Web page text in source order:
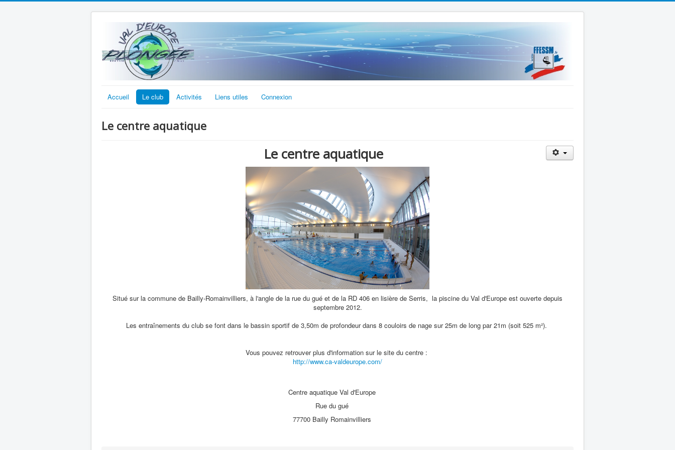
Accueil Le club Activités Liens utiles Connexion
Le centre aquatique
Le centre aquatique
Situé sur la commune de Bailly-Romainvilliers, à l'angle de la rue du gué et de la RD 406 en lisière de Serris, la piscine du Val d'Europe est ouverte depuis
septembre 2012.
Les entraînements du club se font dans le bassin sportif de 3,50m de profondeur dans 8 couloirs de nage sur 25m de long par 21m (soit 525 m²).
Vous pouvez retrouver plus d'information sur le site du centre :
http://www.ca-valdeurope.com/
Centre aquatique Val d'Europe
Rue du gué
77700 Bailly Romainvilliers